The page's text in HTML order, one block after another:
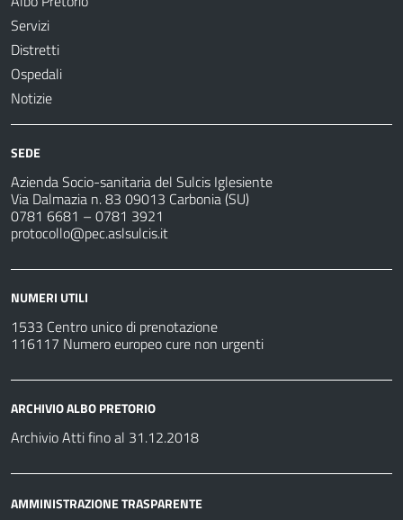
Servizi
Distretti
Ospedali
Notizie
SEDE
Azienda Socio-sanitaria del Sulcis Iglesiente
Via Dalmazia n. 83 09013 Carbonia (SU)
0781 6681 – 0781 3921
protocollo@pec.aslsulcis.it
NUMERI UTILI
1533 Centro unico di prenotazione
116117 Numero europeo cure non urgenti
ARCHIVIO ALBO PRETORIO
Archivio Atti fino al 31.12.2018
AMMINISTRAZIONE TRASPARENTE